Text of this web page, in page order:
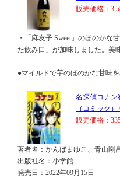
販売価格：
・「麻友子 Sweet」のほのかな
た飲み口」が加味しました。美
●マイルドで芋のほのかな甘味
名探偵コナン
（コミック
販売価格：
著者名：かんばまゆこ、青山剛
出版社名：小学館
発売日：2022年09月15日